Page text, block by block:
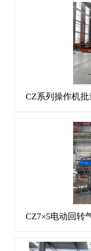
CZ系列操作机
CZ7×5电动回转